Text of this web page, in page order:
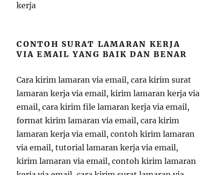
kerja
CONTOH SURAT LAMARAN KERJA
VIA EMAIL YANG BAIK DAN BENAR
Cara kirim lamaran via email, cara kirim surat
lamaran kerja via email, kirim lamaran kerja via
email, cara kirim file lamaran kerja via email,
format kirim lamaran via email, cara kirim
lamaran kerja via email, contoh kirim lamaran
via email, tutorial lamaran kerja via email,
kirim lamaran via email, contoh kirim lamaran